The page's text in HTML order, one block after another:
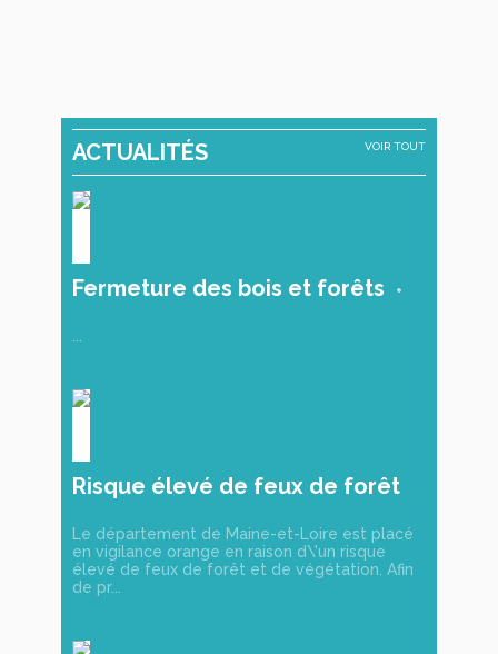
ACTUALITÉS VOIR TOUT
Fermeture des bois et forêts
Risque élevé de feux de forêt
Le département de Maine-et-Loire est placé
en vigilance orange en raison d\'un risque
élevé de feux de forêt et de végétation. Afin
de pr...